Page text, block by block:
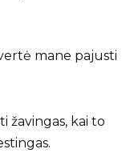
mane pajusti
žavingas, kai to